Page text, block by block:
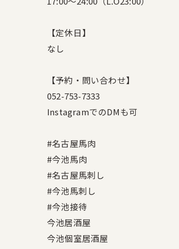
【定休日】
なし
【予約・問い合わせ】
052-753-7333
InstagramでのDMも可
#名古屋馬肉
#今池馬肉
#名古屋馬刺し
#今池馬刺し
#今池接待
今池居酒屋
今池個室居酒屋